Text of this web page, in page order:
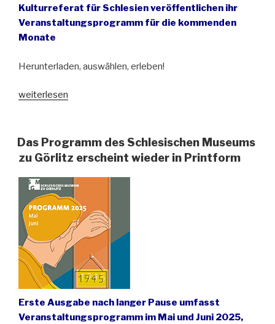
Kulturreferat für Schlesien veröffentlichen ihr
Veranstaltungsprogramm für die kommenden
Monate
Herunterladen, auswählen, erleben!
„Veranstaltungen
im
Juli,
und
September
2025“
weiterlesen
Das Programm des Schlesischen Museums
zu Görlitz erscheint wieder in Printform
Erste Ausgabe nach langer Pause umfasst
Veranstaltungsprogramm im Mai und Juni 2025,